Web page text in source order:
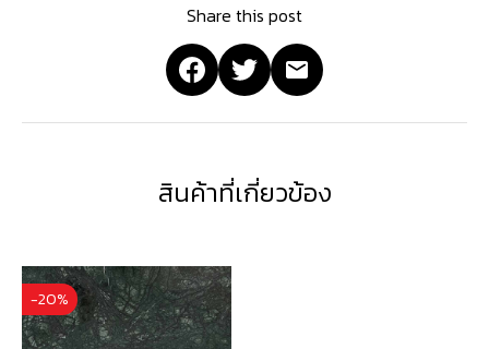
Share this post
สินค้าที่เกี่ยวข้อง
-20%